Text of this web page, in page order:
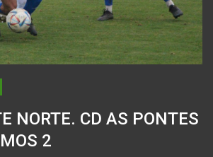
NORTE. CD AS PONTES
2